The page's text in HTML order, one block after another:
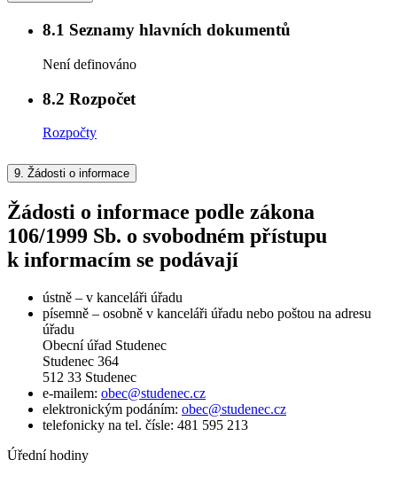
8.1 Seznamy hlavních dokumentů
Není definováno
8.2 Rozpočet
Rozpočty
9. Žádosti o informace
Žádosti o informace podle zákona
106/1999 Sb. o svobodném přístupu
k informacím se podávají
ústně – v kanceláři úřadu
písemně – osobně v kanceláři úřadu nebo poštou na adresu
úřadu
Obecní úřad Studenec
Studenec 364
512 33 Studenec
e-mailem: obec@studenec.cz
elektronickým podáním: obec@studenec.cz
telefonicky na tel. čísle: 481 595 213
Úřední hodiny